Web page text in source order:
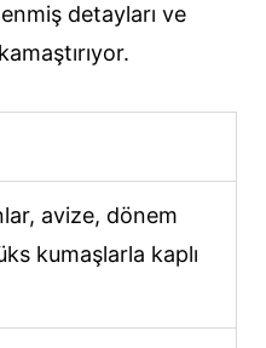
detayları ve
avize, dönem
kumaşlarla kaplı